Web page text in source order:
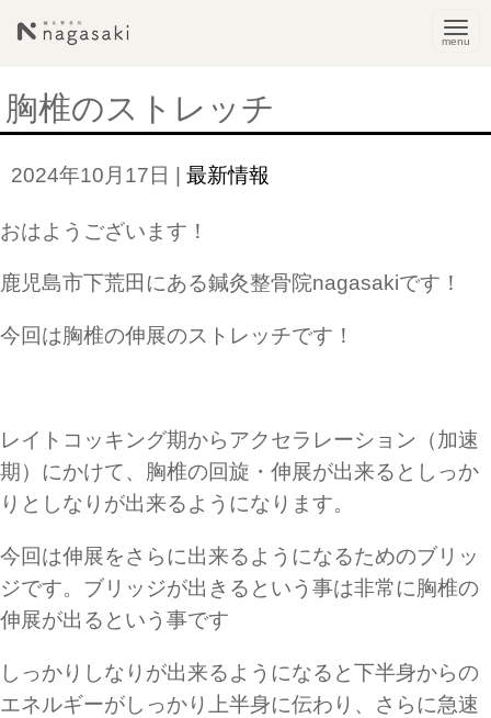
N
胸椎のストレッチ
2024年10月17日 | 最新情報
おはようございます！
鹿児島市下荒田にある鍼灸整骨院nagasakiです！
今回は胸椎の伸展のストレッチです！
レイトコッキング期からアクセラレーション（加速
期）にかけて、胸椎の回旋・伸展が出来るとしっか
りとしなりが出来るようになります。
今回は伸展をさらに出来るようになるためのブリッ
ジです。ブリッジが出きるという事は非常に胸椎の
伸展が出るという事です
しっかりしなりが出来るようになると下半身からの
エネルギーがしっかり上半身に伝わり、さらに急速